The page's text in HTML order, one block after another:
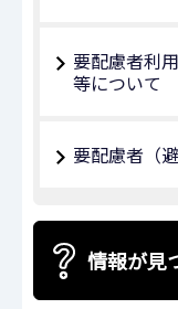
要配慮者利
等について
要配慮者（
情報が見